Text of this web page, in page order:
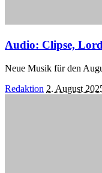
Audio: Clipse,
Neue Musik für den
Posted
Redaktion 2. August